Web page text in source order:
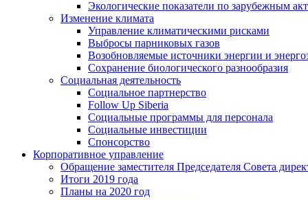
Экологические показатели по зарубежным
Изменение климата
Управление климатическими рисками
Выбросы парниковых газов
Возобновляемые источники энергии и
Сохранение биологического разнообразия
Социальная деятельность
Социальное партнерство
Follow Up Siberia
Социальные программы для персонала
Социальные инвестиции
Спонсорство
Корпоративное управление
Обращение заместителя Председателя Совета
Итоги 2019 года
Планы на 2020 год